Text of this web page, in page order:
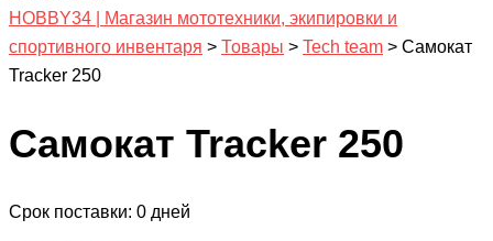
HOBBY34 | Магазин мототехники, экипировки и
спортивного инвентаря > Товары > Tech team > Самокат
Tracker 250
Самокат Tracker 250
Срок поставки: 0 дней